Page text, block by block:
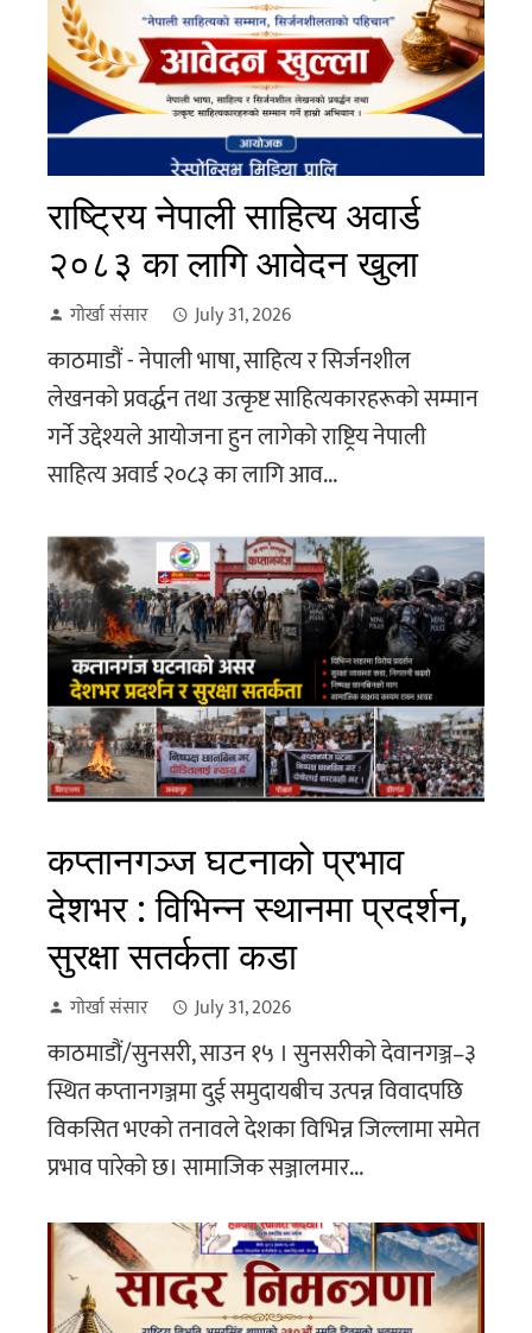
राष्ट्रिय नेपाली साहित्य अवार्ड
२०८३ का लागि आवेदन खुला
गोर्खा संसार July 31, 2026
काठमाडौं - नेपाली भाषा, साहित्य र सिर्जनशील
लेखनको प्रवर्द्धन तथा उत्कृष्ट साहित्यकारहरूको सम्मान
गर्ने उद्देश्यले आयोजना हुन लागेको राष्ट्रिय नेपाली
साहित्य अवार्ड २०८३ का लागि आव...
कप्तानगञ्ज घटनाको प्रभाव
देशभर : विभिन्न स्थानमा प्रदर्शन,
सुरक्षा सतर्कता कडा
गोर्खा संसार July 31, 2026
काठमाडौं/सुनसरी, साउन १५ । सुनसरीको देवानगञ्ज–३
स्थित कप्तानगञ्जमा दुई समुदायबीच उत्पन्न विवादपछि
विकसित भएको तनावले देशका विभिन्न जिल्लामा समेत
प्रभाव पारेको छ। सामाजिक सञ्जालमार...